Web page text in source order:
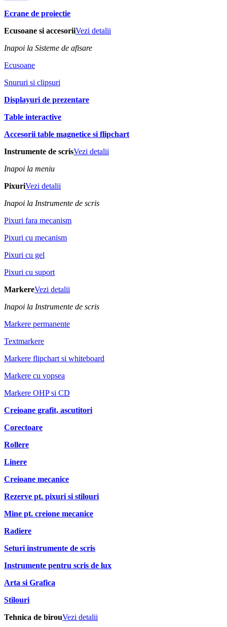
Ecrane de proiectie
Ecusoane si accesoriiVezi detalii
Inapoi la Sisteme de afisare
Ecusoane
Snururi si clipsuri
Displayuri de prezentare
Table interactive
Accesorii table magnetice si flipchart
Instrumente de scrisVezi detalii
Inapoi la meniu
PixuriVezi detalii
Inapoi la Instrumente de scris
Pixuri fara mecanism
Pixuri cu mecanism
Pixuri cu gel
Pixuri cu suport
MarkereVezi detalii
Inapoi la Instrumente de scris
Markere permanente
Textmarkere
Markere flipchart si whiteboard
Markere cu vopsea
Markere OHP si CD
Creioane grafit, ascutitori
Corectoare
Rollere
Linere
Creioane mecanice
Rezerve pt. pixuri si stilouri
Mine pt. creione mecanice
Radiere
Seturi instrumente de scris
Instrumente pentru scris de lux
Arta si Grafica
Stilouri
Tehnica de birouVezi detalii